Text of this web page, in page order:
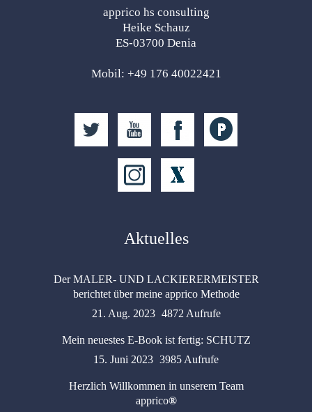
apprico hs consulting
Heike Schauz
ES-03700 Denia
Mobil: +49 176 40022421
Aktuelles
Der MALER- UND LACKIERERMEISTER
berichtet über meine apprico Methode
21. Aug. 2023 4872 Aufrufe
Mein neuestes E-Book ist fertig: SCHUTZ
15. Juni 2023 3985 Aufrufe
Herzlich Willkommen in unserem Team
apprico®